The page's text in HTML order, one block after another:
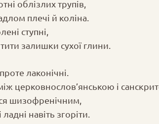
облізлих трупів,
плечі й коліна.
ступні,
залишки сухої глини.
лаконічні.
церковнослов’янською і
шизофренічним,
навіть згоріти.